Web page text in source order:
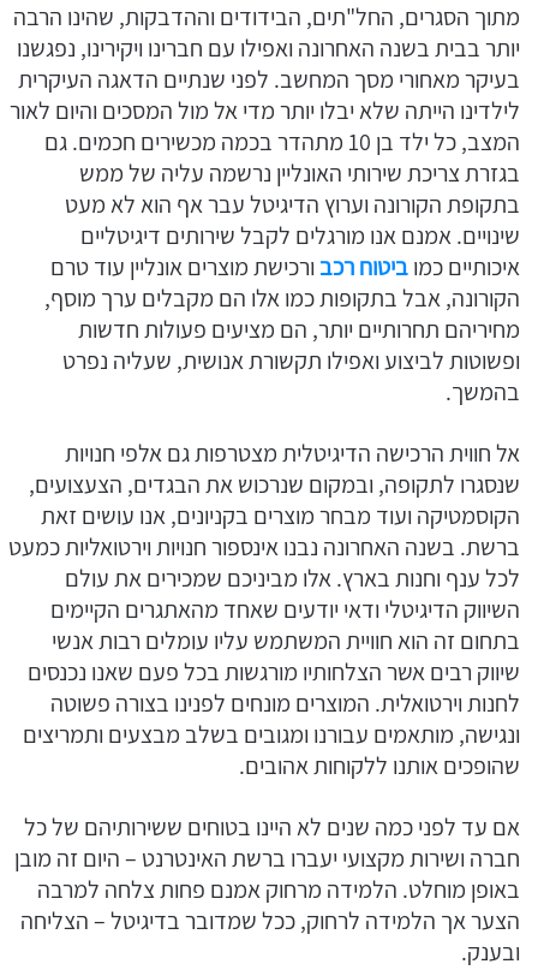
מתוך הסגרים, החל"תים, הבידודים וההדבקות, שהינו הרבה
יותר בבית בשנה האחרונה ואפילו עם חברינו ויקירינו, נפגשנו
בעיקר מאחורי מסך המחשב. לפני שנתיים הדאגה העיקרית
לילדינו הייתה שלא יבלו יותר מדי אל מול המסכים והיום לאור
המצב, כל ילד בן 10 מתהדר בכמה מכשירים חכמים. גם
בגזרת צריכת שירותי האונליין נרשמה עליה של ממש
בתקופת הקורונה וערוץ הדיגיטל עבר אף הוא לא מעט
שינויים. אמנם אנו מורגלים לקבל שירותים דיגיטליים
איכותיים כמוביטוח רכב ורכישת מוצרים אונליין עוד טרם
הקורונה, אבל בתקופות כמו אלו הם מקבלים ערך מוסף,
מחיריהם תחרותיים יותר, הם מציעים פעולות חדשות
ופשוטות לביצוע ואפילו תקשורת אנושית, שעליה נפרט
בהמשך.
אל חווית הרכישה הדיגיטלית מצטרפות גם אלפי חנויות
שנסגרו לתקופה, ובמקום שנרכוש את הבגדים, הצעצועים,
הקוסמטיקה ועוד מבחר מוצרים בקניונים, אנו עושים זאת
ברשת. בשנה האחרונה נבנו אינספור חנויות וירטואליות כמעט
לכל ענף וחנות בארץ. אלו מביניכם שמכירים את עולם
השיווק הדיגיטלי ודאי יודעים שאחד מהאתגרים הקיימים
בתחום זה הוא חוויית המשתמש עליו עומלים רבות אנשי
שיווק רבים אשר הצלחותיו מורגשות בכל פעם שאנו נכנסים
לחנות וירטואלית. המוצרים מונחים לפנינו בצורה פשוטה
ונגישה, מותאמים עבורנו ומגובים בשלב מבצעים ותמריצים
שהופכים אותנו ללקוחות אהובים.
אם עד לפני כמה שנים לא היינו בטוחים ששירותיהם של כל
חברה ושירות מקצועי יעברו ברשת האינטרנט – היום זה מובן
באופן מוחלט. הלמידה מרחוק אמנם פחות צלחה למרבה
הצער אך הלמידה לרחוק, ככל שמדובר בדיגיטל – הצליחה
ובענק.